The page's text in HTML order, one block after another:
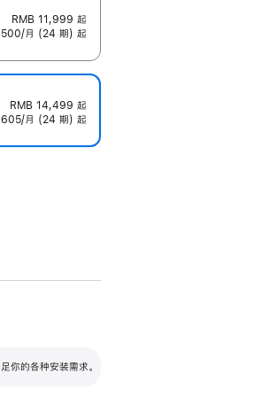
RMB 11,999 起
500/月 (24 期) 起
RMB 14,499 起
605/月 (24 期) 起
范围。
你的各种安装需求。